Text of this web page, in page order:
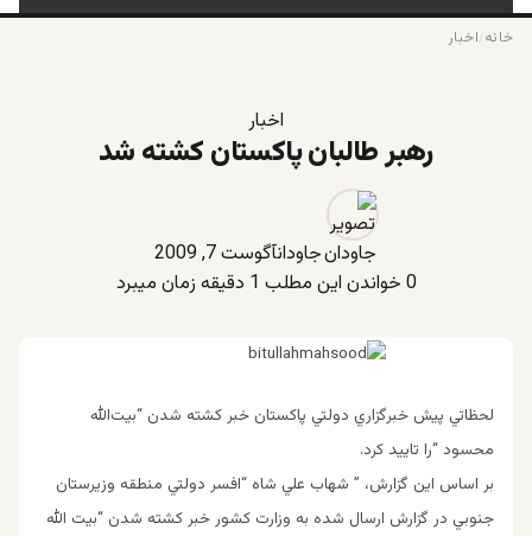
خانه اخبار
اخبار
رهبر طالبان پاكستان کشته شد
جاودانآگوست 7, 2009
0 خواندن این مطلب 1 دقیقه زمان میبرد
لحظاتي پيش خبرگزاري دولتي پاكستان خبر كشته شدن “بيت‌الله
محسود “را تاييد كرد.
بر اساس اين گزارش، ” شهاب علي شاه “افسر دولتي منطقه وزيرستان
جنوبي در گزارش ارسال شده به وزارت كشور خبر كشته شدن “بيت الله